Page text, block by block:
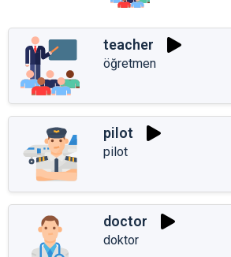
teacher
öğretmen
pilot
pilot
doctor
doktor